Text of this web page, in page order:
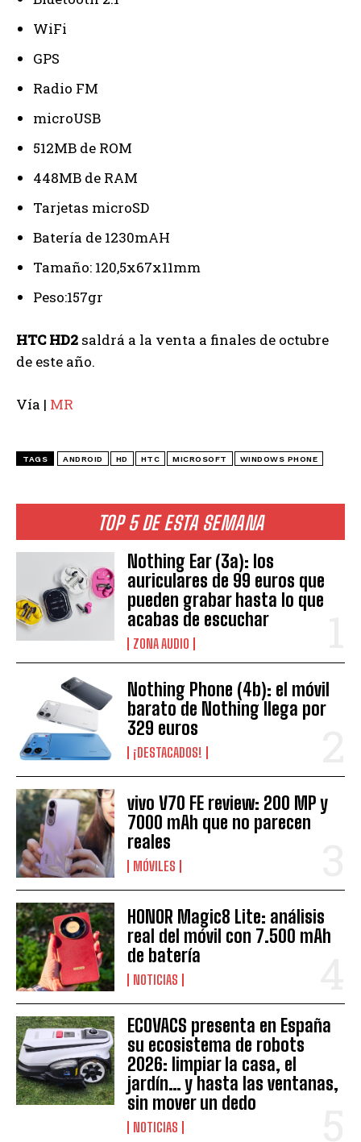
TOP 5 DE ESTA SEMANA
Nothing Ear (3a): los
auriculares de 99 euros que
pueden grabar hasta lo que
acabas de escuchar
ZONA AUDIO
Nothing Phone (4b): el móvil
barato de Nothing llega por
329 euros
¡DESTACADOS!
vivo V70 FE review: 200 MP y
7000 mAh que no parecen
reales
MÓVILES
HONOR Magic8 Lite: análisis
real del móvil con 7.500 mAh
de batería
NOTICIAS
ECOVACS presenta en España
su ecosistema de robots
2026: limpiar la casa, el
jardín… y hasta las ventanas,
sin mover un dedo
NOTICIAS
WiFi
GPS
Radio FM
microUSB
512MB de ROM
448MB de RAM
Tarjetas microSD
Batería de 1230mAH
Tamaño: 120,5х67х11mm
Peso:157gr
HTC HD2 saldrá a la venta a finales de octubre
de este año.
Vía | MR
TAGS ANDROID HD HTC MICROSOFT WINDOWS PHONE